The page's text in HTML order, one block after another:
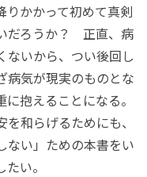
かかって初めて真剣
だろうか？ 正直、病
ないから、つい後回し
病気が現実のものとな
抱えることになる。
和らげるためにも、
ない」ための本書をい
い。